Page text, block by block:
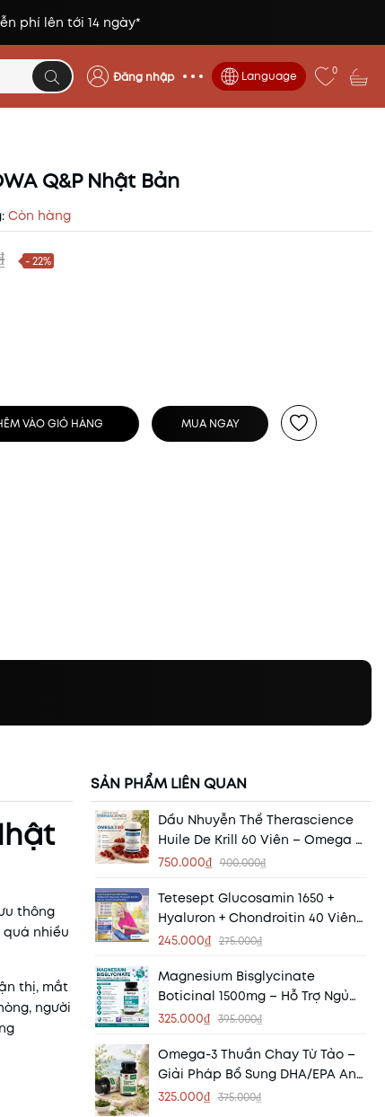
phí lên tới 14 ngày*
Đăng nhập Language 0
Q&P Nhật Bản
Còn hàng
- 22%
VÀO GIỎ HÀNG MUA NGAY
thông
nhiều
thị, mắt
người
SẢN PHẨM LIÊN QUAN
Dầu Nhuyễn Thể Therascience
Huile De Krill 60 Viên – Omega 3
Hấp Thu Vượt Trội Từ
750.000₫ 900.000₫
Tetesept Glucosamin 1650 +
Hyaluron + Chondroitin 40 Viên
Đức – Hỗ Trợ Xương Khớp Khỏe
245.000₫ 275.000₫
Magnesium Bisglycinate
Boticinal 1500mg – Hỗ Trợ Ngủ
Ngon, Giảm Căng Thẳng, Hấp
325.000₫ 395.000₫
Omega-3 Thuần Chay Từ Tảo –
Giải Pháp Bổ Sung DHA/EPA An
Toàn Cho Cơ Thể Hiện Đại
325.000₫ 375.000₫